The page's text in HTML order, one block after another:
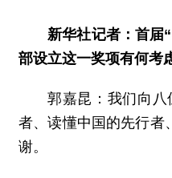
新华社记者：首届
部设立这一奖项有何考
郭嘉昆：我们向八
者、读懂中国的先行者
谢。